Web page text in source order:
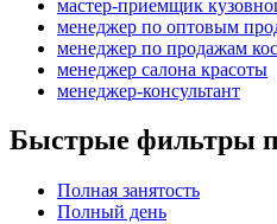
мастер-приемщик
менеджер по оптовым
менеджер по продажам
менеджер салона красоты
менеджер-консультант
Быстрые фильтры
Полная занятость
Полный день